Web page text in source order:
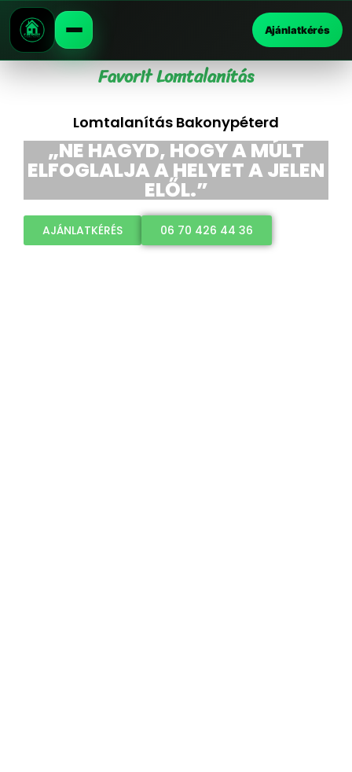
Ajánlatkérés
Favorit Lomtalanítás
Lomtalanítás Bakonypéterd
„NE HAGYD, HOGY A MÚLT
ELFOGLALJA A HELYET A JELEN
ELŐL.”
AJÁNLATKÉRÉS 06 70 426 44 36